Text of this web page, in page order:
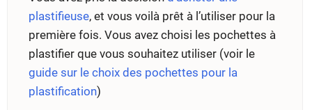
plastifieuse, et vous voilà prêt à l’utiliser pour la
première fois. Vous avez choisi les pochettes à
plastifier que vous souhaitez utiliser (voir le
guide sur le choix des pochettes pour la
plastification)